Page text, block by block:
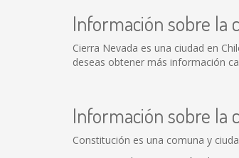
Información sobre la
Cierra Nevada es una ciudad en
deseas obtener más información
Información sobre la
Constitución es una comuna y